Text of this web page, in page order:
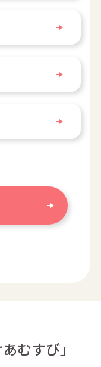
むすび」